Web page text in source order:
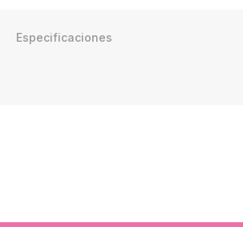
Especificaciones